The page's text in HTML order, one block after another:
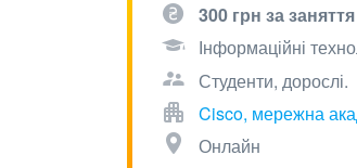
300 грн за
Інформаційні
Студенти, дорослі.
Cisco, мережна
Онлайн